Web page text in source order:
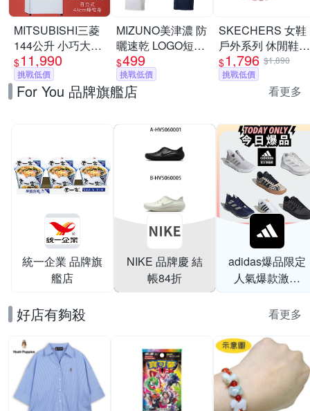
MITSUBISHI三菱
144公升 小巧大容
量 直立式冷凍櫃
MF-U14T-W-C
$11,990
挑戰低價
MIZUNO美津濃 防
曬速乾 LOGO短袖
$499
挑戰低價
SKECHERS 女鞋
戶外系列 休閒鞋
瞬穿舒適科技
SUMMITS AT -
180270TPMT
$1,796 $1,890
挑戰低價
For You 品牌旗艦店 看更多
統一企業 品牌旗
艦店
NIKE 品牌慶 結
帳84折
adidas爆品限定
人氣爆款激降
好店有夠殺 看更多